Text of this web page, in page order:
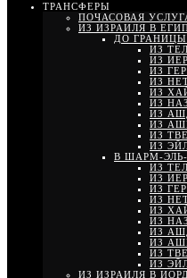
ТРАНСФЕРЫ
ПОЧАСОВАЯ
ИЗ ИЗРАИЛЯ В
ДО ГРАНИЦЫ
ИЗ
ИЗ
ИЗ
ИЗ
ИЗ
ИЗ
ИЗ
ИЗ
ИЗ
ИЗ
В ШАРМ-
ИЗ
ИЗ
ИЗ
ИЗ
ИЗ
ИЗ
ИЗ
ИЗ
ИЗ
ИЗ
ИЗ ИЗРАИЛЯ В